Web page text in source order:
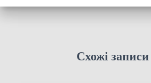
Схожі записи